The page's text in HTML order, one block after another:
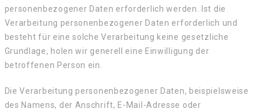
personenbezogener Daten erforderlich werden. Ist die
Verarbeitung personenbezogener Daten erforderlich und
besteht für eine solche Verarbeitung keine gesetzliche
Grundlage, holen wir generell eine Einwilligung der
betroffenen Person ein.
Die Verarbeitung personenbezogener Daten, beispielsweise
des Namens, der Anschrift, E-Mail-Adresse oder